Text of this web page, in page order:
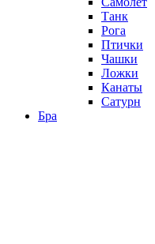
Танк
Рога
Птички
Чашки
Ложки
Канаты
Сатурн
Бра